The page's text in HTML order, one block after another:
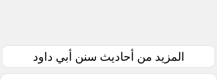
المزيد من أحاديث سنن أبي داود